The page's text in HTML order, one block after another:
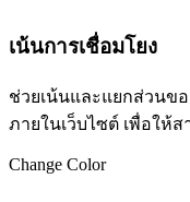
เน้นการเชื่อมโยง
ช่วยเน้นและแยกส่วนข
ภายในเว็บไซต์ เพื่อให้
Change Color